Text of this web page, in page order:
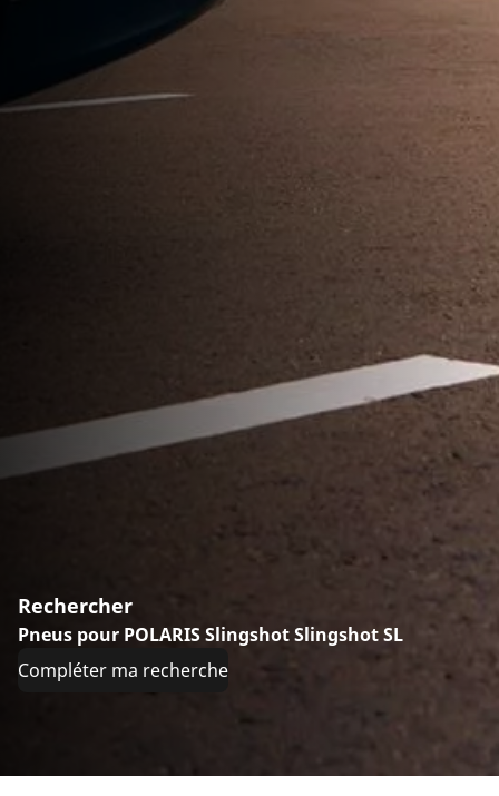
Rechercher
Pneus pour POLARIS Slingshot Slingshot SL
Compléter ma recherche